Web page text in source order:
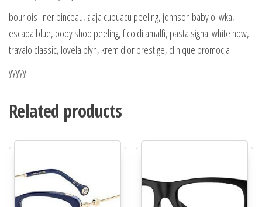
bourjois liner pinceau, ziaja cupuacu peeling, johnson baby oliwka,
escada blue, body shop peeling, fico di amalfi, pasta signal white now,
travalo classic, lovela płyn, krem dior prestige, clinique promocja
yyyyy
Related products